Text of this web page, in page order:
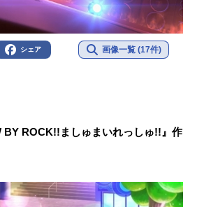
シェア 画像一覧 (17件)
BY ROCK!!ましゅまいれっしゅ!!』作